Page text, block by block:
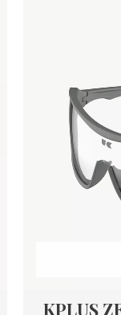
KPLUS